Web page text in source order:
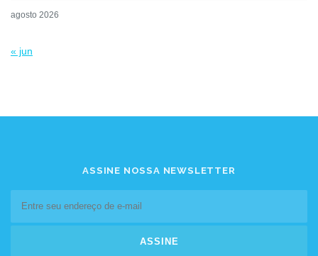
agosto 2026
« jun
ASSINE NOSSA NEWSLETTER